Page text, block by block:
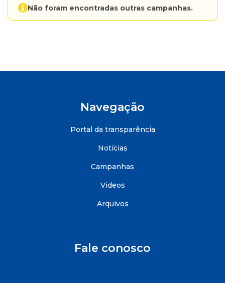
Não foram encontradas outras campanhas.
Navegação
Portal da transparência
Notícias
Campanhas
Videos
Arquivos
Fale conosco